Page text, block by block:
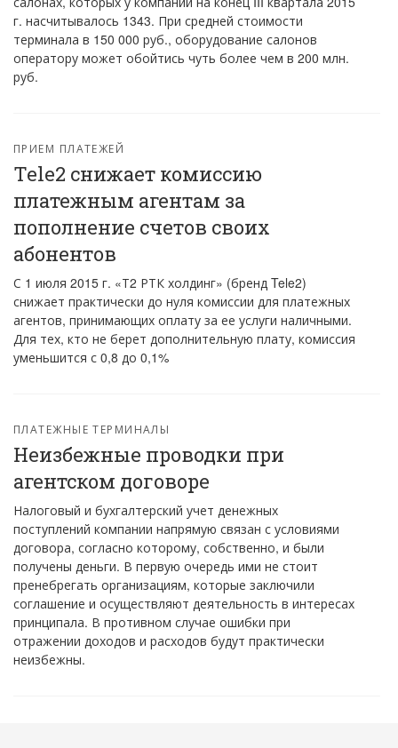
г. насчитывалось 1343. При средней стоимости
терминала в 150 000 руб., оборудование салонов
оператору может обойтись чуть более чем в 200 млн.
руб.
ПРИЕМ ПЛАТЕЖЕЙ
Tele2 снижает комиссию
платежным агентам за
пополнение счетов своих
абонентов
С 1 июля 2015 г. «Т2 РТК холдинг» (бренд Tele2)
снижает практически до нуля комиссии для платежных
агентов, принимающих оплату за ее услуги наличными.
Для тех, кто не берет дополнительную плату, комиссия
уменьшится с 0,8 до 0,1%
ПЛАТЕЖНЫЕ ТЕРМИНАЛЫ
Неизбежные проводки при
агентском договоре
Налоговый и бухгалтерский учет денежных
поступлений компании напрямую связан с условиями
договора, согласно которому, собственно, и были
получены деньги. В первую очередь ими не стоит
пренебрегать организациям, которые заключили
соглашение и осуществляют деятельность в интересах
принципала. В противном случае ошибки при
отражении доходов и расходов будут практически
неизбежны.